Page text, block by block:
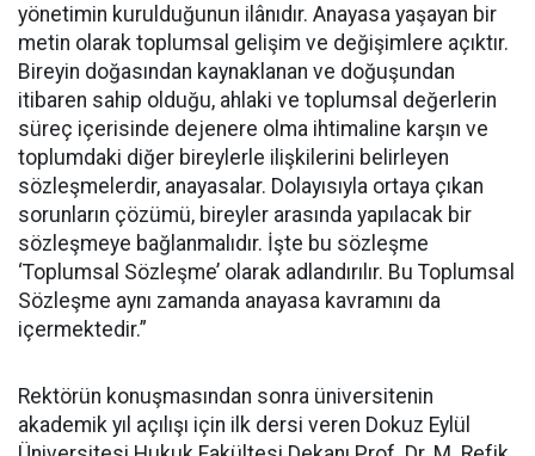
yönetimin kurulduğunun ilânıdır. Anayasa yaşayan bir
metin olarak toplumsal gelişim ve değişimlere açıktır.
Bireyin doğasından kaynaklanan ve doğuşundan
itibaren sahip olduğu, ahlaki ve toplumsal değerlerin
süreç içerisinde dejenere olma ihtimaline karşın ve
toplumdaki diğer bireylerle ilişkilerini belirleyen
sözleşmelerdir, anayasalar. Dolayısıyla ortaya çıkan
sorunların çözümü, bireyler arasında yapılacak bir
sözleşmeye bağlanmalıdır. İşte bu sözleşme
‘Toplumsal Sözleşme’ olarak adlandırılır. Bu Toplumsal
Sözleşme aynı zamanda anayasa kavramını da
içermektedir.”
Rektörün konuşmasından sonra üniversitenin
akademik yıl açılışı için ilk dersi veren Dokuz Eylül